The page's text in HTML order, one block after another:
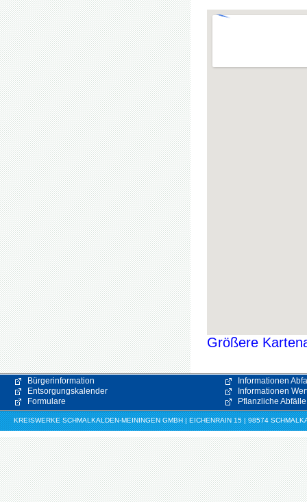
Größere
Bürgerinformation
Entsorgungskalender
Formulare
Informationen
Informationen
Pflanzliche Abfälle
KREISWERKE SCHMALKALDEN-MEININGEN GMBH | EICHENRAIN 15 | 98574